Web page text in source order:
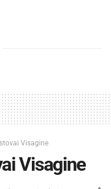
Visagine
Visagine